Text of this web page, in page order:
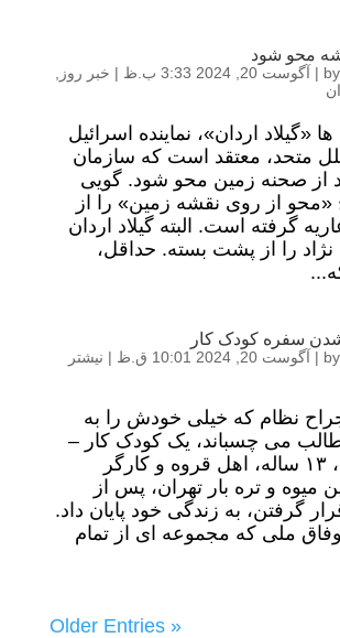
محو شود
| آگوست 20, 2024 3:33 ب.ظ | خبر روز
«گیلاد اردان»، نماینده اسرائیل
متحد، معتقد است که سازمان
از صحنه زمین محو شود. گویی
«محو از روی نقشه زمین» را از
گرفته است. البته گیلاد اردان
را از پشت بسته. حداقل،
سفره کودک کار
| آگوست 20, 2024 10:01 ق.ظ | نیشتر
نظام که خیلی خودش را به
می چسباند، یک کودک کار –
فرید صادقی، ۱۳ ساله، اهل قروه و کارگر
میوه و تره بار تهران، پس از
گرفتن، به زندگی خود پایان داد.
ملی که مجموعه ای از تمام
« Older Entries